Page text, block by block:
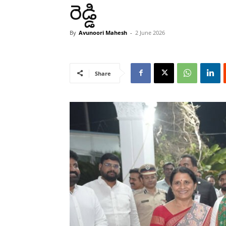
రెడ్డి
By Avunoori Mahesh - 2 June 2026
Share